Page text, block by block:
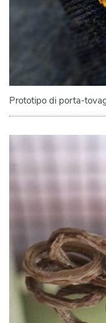
Prototipo di porta-